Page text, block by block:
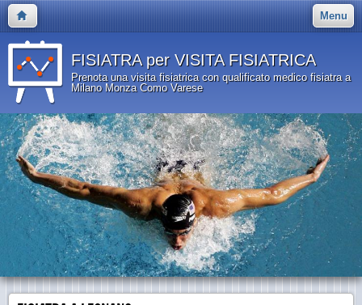
Menu
FISIATRA per VISITA FISIATRICA
Prenota una visita fisiatrica con qualificato medico fisiatra a
Milano Monza Como Varese